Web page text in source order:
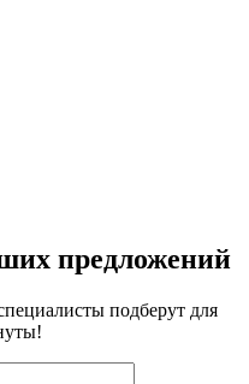
предложений
подберут для